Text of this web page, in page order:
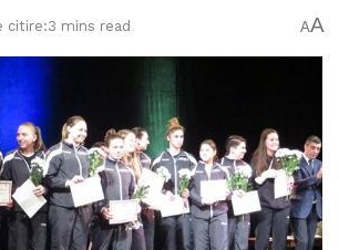
citire:3 mins read AA